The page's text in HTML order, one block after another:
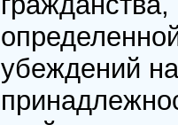
убеждений